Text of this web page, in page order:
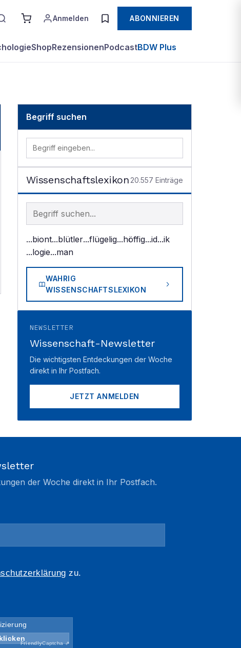
Anmelden ABONNIEREN
ShopRezensionenPodcastBDW Plus
Begriff suchen
Wissenschaftslexikon 20.557 Einträge
Begriff im Lexikon suchen
...biont...blütler...flügelig...höffig...id...ik
...logie...man
WAHRIG
WISSENSCHAFTSLEXIKON
NEWSLETTER
Wissenschaft-Newsletter
Die wichtigsten Entdeckungen der Woche
direkt in Ihr Postfach.
JETZT ANMELDEN
der Woche direkt in Ihr Postfach.